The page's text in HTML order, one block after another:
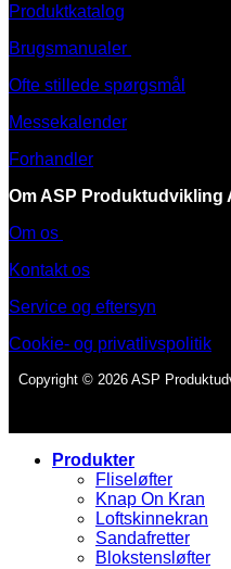
Produktkatalog
Brugsmanualer
Ofte stillede spørgsmål
Messekalender
Forhandler
Om ASP Produktudvikling
Om os
Kontakt os
Service og eftersyn
Cookie- og privatlivspolitik
Copyright © 2026 ASP
Produkter
Fliseløfter
Knap On Kran
Loftskinnekran
Sandafretter
Blokstensløfter